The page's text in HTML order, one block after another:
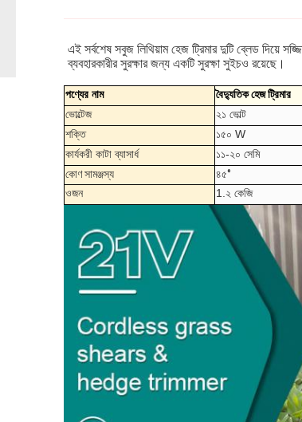
এই সর্বশেষ সবুজ লিথিয়াম হেজ ট্রিমার দুটি ব্লেড দিয়ে
ব্যবহারকারীর সুরক্ষার জন্য একটি সুরক্ষা সুইচও রয়েছে।
পণ্যের নাম
বৈদ্যুতিক হেজ ট্রিমার
ভোল্টেজ
২১ ভোল্ট
শক্তি
১৫০ W
কার্যকরী কাটা ব্যাসার্ধ
১১-২০ সেমি
কোণ সামঞ্জস্য
৪৫°
ওজন
1.২ কেজি